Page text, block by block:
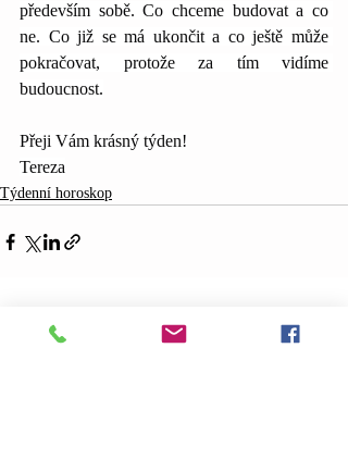
především sobě. Co chceme budovat a co
ne. Co již se má ukončit a co ještě může
pokračovat, protože za tím vidíme
budoucnost.
Přeji Vám krásný týden!
Tereza
Týdenní horoskop
Nejnovější příspěvky Zobrazit vše